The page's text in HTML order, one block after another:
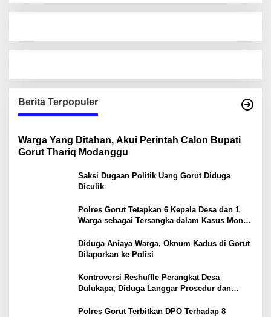
Berita Terpopuler
Warga Yang Ditahan, Akui Perintah Calon Bupati
Gorut Thariq Modanggu
Saksi Dugaan Politik Uang Gorut Diduga
Diculik
Polres Gorut Tetapkan 6 Kepala Desa dan 1
Warga sebagai Tersangka dalam Kasus Money
Diduga Aniaya Warga, Oknum Kadus di Gorut
Dilaporkan ke Polisi
Kontroversi Reshuffle Perangkat Desa
Dulukapa, Diduga Langgar Prosedur dan
Polres Gorut Terbitkan DPO Terhadap 8